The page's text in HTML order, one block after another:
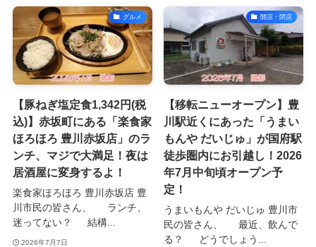
グルメ
【豚ねぎ塩定食1,342円(税
込)】赤坂町にある「楽食家
ほろほろ 豊川赤坂店」のラ
ンチ、マジで大満足！夜は
居酒屋に変身するよ！
楽食家ほろほろ 豊川赤坂店 豊
川市民の皆さん、 ランチ、
迷ってない？ 結構...
2026年7月7日
開店・閉店
【移転ニューオープン】豊
川駅近くにあった「うまい
もんや だいじゅ」が国府駅
徒歩圏内にお引越し！2026
年7月中旬頃オープン予
定！
うまいもんや だいじゅ 豊川市
民の皆さん、 最近、飲んで
る？ どうでしょう...